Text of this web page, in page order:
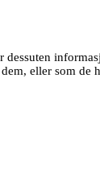
eller som de